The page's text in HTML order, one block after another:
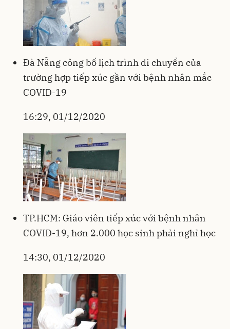
Đà Nẵng công bố lịch trình di chuyển của
trường hợp tiếp xúc gần với bệnh nhân mắc
COVID-19
16:29, 01/12/2020
TP.HCM: Giáo viên tiếp xúc với bệnh nhân
COVID-19, hơn 2.000 học sinh phải nghỉ học
14:30, 01/12/2020